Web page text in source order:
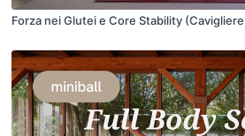
Forza nei Glutei e Core Stability